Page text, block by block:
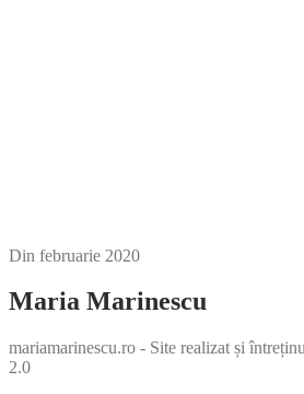
Din februarie 2020
Maria Marinescu
mariamarinescu.ro - Site realizat și
2.0